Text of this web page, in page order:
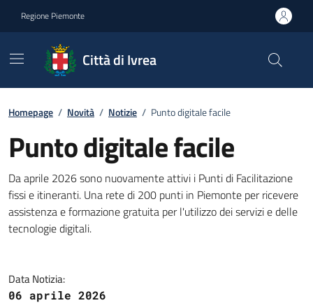
Regione Piemonte
Città di Ivrea
Homepage / Novità / Notizie / Punto digitale facile
Punto digitale facile
Da aprile 2026 sono nuovamente attivi i Punti di Facilitazione
fissi e itineranti. Una rete di 200 punti in Piemonte per ricevere
assistenza e formazione gratuita per l'utilizzo dei servizi e delle
tecnologie digitali.
Data Notizia:
06 aprile 2026